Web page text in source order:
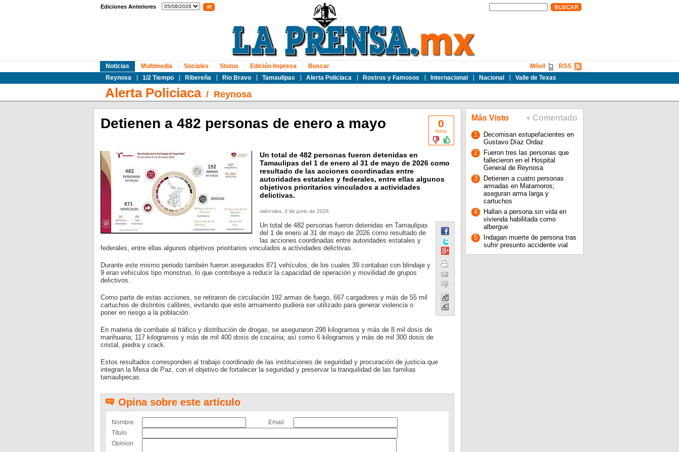
Ediciones Anteriores
Noticias
Reynosa
1/2 Tiempo Ribereña Rio Bravo Tamaulipas Alerta Policiaca Rostros y Famosos Internacional Nacional Valle de Texas
Multimedia Sociales Status Edición Impresa Buscar RSS
Móvil
Alerta Policiaca/ Reynosa
0
Votos
Detienen a 482 personas de enero a mayo
Un total de 482 personas fueron detenidas en
Tamaulipas del 1 de enero al 31 de mayo de 2026 como
resultado de las acciones coordinadas entre
autoridades estatales y federales, entre ellas algunos
objetivos prioritarios vinculados a actividades
delictivas.
miércoles, 3 de junio de 2026
Un total de 482 personas fueron detenidas en Tamaulipas
del 1 de enero al 31 de mayo de 2026 como resultado de
las acciones coordinadas entre autoridades estatales y
federales, entre ellas algunos objetivos prioritarios vinculados a actividades delictivas.
Durante este mismo periodo también fueron asegurados 871 vehículos, de los cuales 39 contaban con blindaje y
9 eran vehículos tipo monstruo, lo que contribuye a reducir la capacidad de operación y movilidad de grupos
delictivos.
Como parte de estas acciones, se retiraron de circulación 192 armas de fuego, 667 cargadores y más de 55 mil
cartuchos de distintos calibres, evitando que este armamento pudiera ser utilizado para generar violencia o
poner en riesgo a la población.
En materia de combate al tráfico y distribución de drogas, se aseguraron 298 kilogramos y más de 8 mil dosis de
marihuana; 117 kilogramos y más de mil 400 dosis de cocaína; así como 6 kilogramos y más de mil 300 dosis de
cristal, piedra y crack.
Estos resultados corresponden al trabajo coordinado de las instituciones de seguridad y procuración de justicia que
integran la Mesa de Paz, con el objetivo de fortalecer la seguridad y preservar la tranquilidad de las familias
tamaulipecas.
Opina sobre este artículo
Nombre
Email
Título
Opinion
Más Visto + Comentado
1
Decomisan estupefacientes en
Gustavo Díaz Ordaz
2
Fueron tres las personas que
fallecieron en el Hospital
General de Reynosa
3
Detienen a cuatro personas
armadas en Matamoros;
aseguran arma larga y
cartuchos
4
Hallan a persona sin vida en
vivienda habilitada como
albergue
5
Indagan muerte de persona tras
sufrir presunto accidente vial